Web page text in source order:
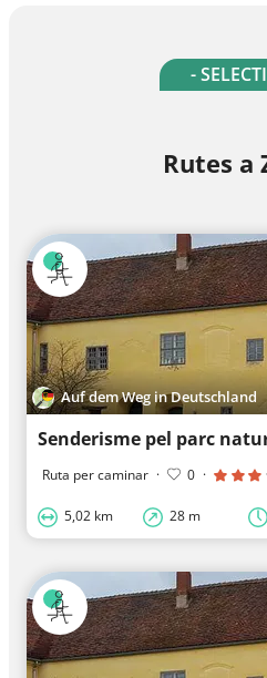
-
Rutes a
Auf dem Weg in Deutschland
Senderisme pel parc
Ruta per caminar · 0 ·
5,02 km 28 m